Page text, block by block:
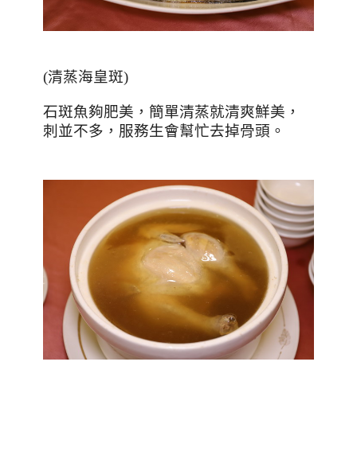
(清蒸海皇斑)
石斑魚夠肥美，簡單清蒸就清爽鮮美，
刺並不多，服務生會幫忙去掉骨頭。